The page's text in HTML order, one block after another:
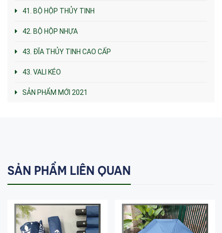
41. BỘ HỘP THỦY TINH
42. BỘ HỘP NHỰA
43. ĐĨA THỦY TINH CAO CẤP
43. VALI KÉO
SẢN PHẨM MỚI 2021
SẢN PHẨM LIÊN QUAN